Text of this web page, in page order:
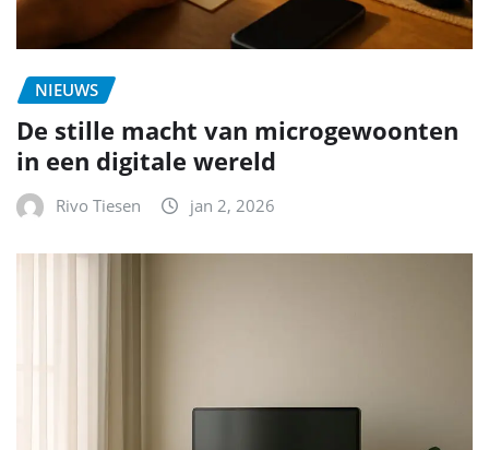
NIEUWS
De stille macht van microgewoonten
in een digitale wereld
Rivo Tiesen jan 2, 2026